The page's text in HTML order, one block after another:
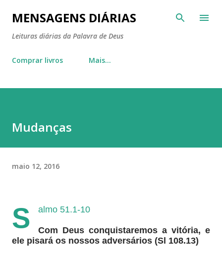
Pular para o conteúdo principal
MENSAGENS DIÁRIAS
Leituras diárias da Palavra de Deus
Comprar livros Mais…
Mudanças
maio 12, 2016
S almo 51.1-10
Com Deus conquistaremos a vitória, e
ele pisará os nossos adversários (Sl 108.13)